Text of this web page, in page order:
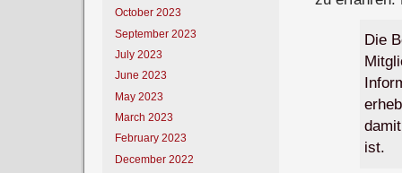
October 2023
September 2023
July 2023
June 2023
May 2023
March 2023
February 2023
December 2022
Die
ist.